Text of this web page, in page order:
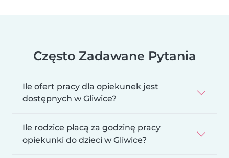
Często Zadawane Pytania
Ile ofert pracy dla opiekunek jest
dostępnych w Gliwice?
Ile rodzice płacą za godzinę pracy
opiekunki do dzieci w Gliwice?